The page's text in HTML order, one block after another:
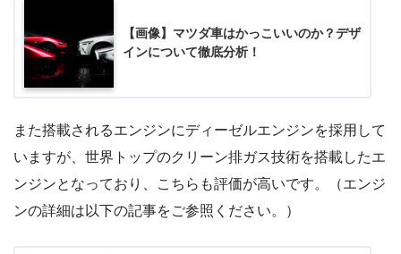
【画像】マツダ車はかっこいいのか？デザ
インについて徹底分析！
また搭載されるエンジンにディーゼルエンジンを採用して
いますが、世界トップのクリーン排ガス技術を搭載したエ
ンジンとなっており、こちらも評価が高いです。（エンジ
ンの詳細は以下の記事をご参照ください。）